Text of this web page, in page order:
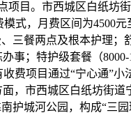
项目。市西城区白纸坊
式，月费区间为4500元
三餐两点及根本护理；
事；特护级套餐（
费项目通过“宁心通”
，市西城区白纸坊街道
护城河公园，构成“三